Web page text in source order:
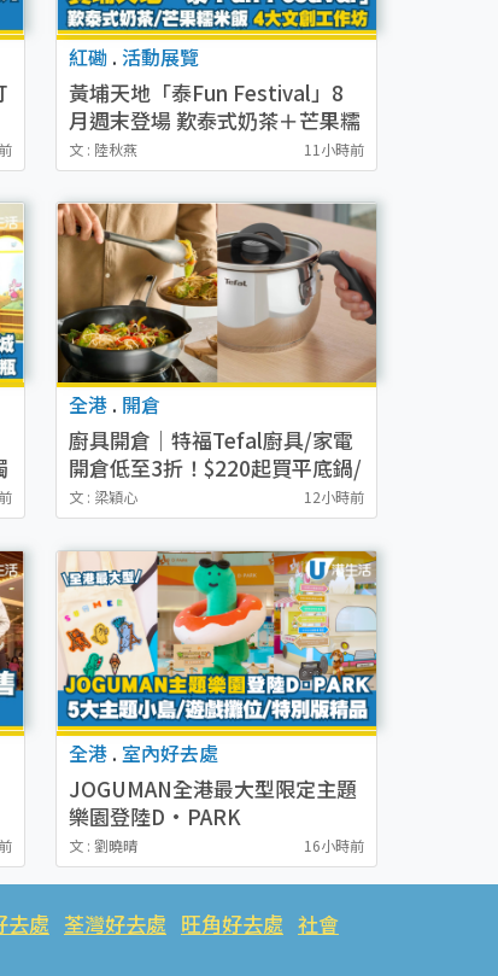
紅磡 . 活動展覽
黃埔天地「泰Fun Festival」8
月週末登場 歎泰式奶茶＋芒果糯
米飯/4大泰式文創工作坊
文 : 陸秋燕 11小時前
全港 . 開倉
廚具開倉｜特福Tefal廚具/家電
開倉低至3折！$220起買平底鍋/
炒鑊/湯煲！電飯煲/吸塵機/燙斗
$418起
文 : 梁穎心 12小時前
全港 . 室內好去處
JOGUMAN全港最大型限定主題
樂園登陸D·PARK
設5大主題小島／3大遊戲攤位／
文 : 劉曉晴 16小時前
去處 荃灣好去處 旺角好去處 社會